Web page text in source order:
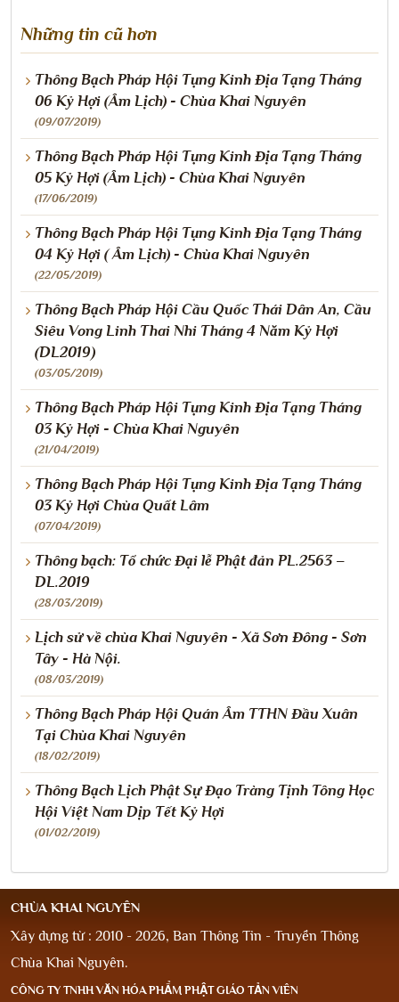
Những tin cũ hơn
Thông Bạch Pháp Hội Tụng Kinh Địa Tạng Tháng
06 Kỷ Hợi (Âm Lịch) - Chùa Khai Nguyên
(09/07/2019)
Thông Bạch Pháp Hội Tụng Kinh Địa Tạng Tháng
05 Kỷ Hợi (Âm Lịch) - Chùa Khai Nguyên
(17/06/2019)
Thông Bạch Pháp Hội Tụng Kinh Địa Tạng Tháng
04 Kỷ Hợi ( Âm Lịch) - Chùa Khai Nguyên
(22/05/2019)
Thông Bạch Pháp Hội Cầu Quốc Thái Dân An, Cầu
Siêu Vong Linh Thai Nhi Tháng 4 Năm Kỷ Hợi
(DL2019)
(03/05/2019)
Thông Bạch Pháp Hội Tụng Kinh Địa Tạng Tháng
03 Kỷ Hợi - Chùa Khai Nguyên
(21/04/2019)
Thông Bạch Pháp Hội Tụng Kinh Địa Tạng Tháng
03 Kỷ Hợi Chùa Quất Lâm
(07/04/2019)
Thông bạch: Tổ chức Đại lễ Phật đản PL.2563 –
DL.2019
(28/03/2019)
Lịch sử về chùa Khai Nguyên - Xã Sơn Đông - Sơn
Tây - Hà Nội.
(08/03/2019)
Thông Bạch Pháp Hội Quán Âm TTHN Đầu Xuân
Tại Chùa Khai Nguyên
(18/02/2019)
Thông Bạch Lịch Phật Sự Đạo Tràng Tịnh Tông Học
Hội Việt Nam Dịp Tết Kỷ Hợi
(01/02/2019)
CHÙA KHAI NGUYÊN
Xây dựng từ : 2010 - 2026, Ban Thông Tin - Truyền Thông
Chùa Khai Nguyên.
CÔNG TY TNHH VĂN HÓA PHẨM PHẬT GIÁO TẢN VIÊN